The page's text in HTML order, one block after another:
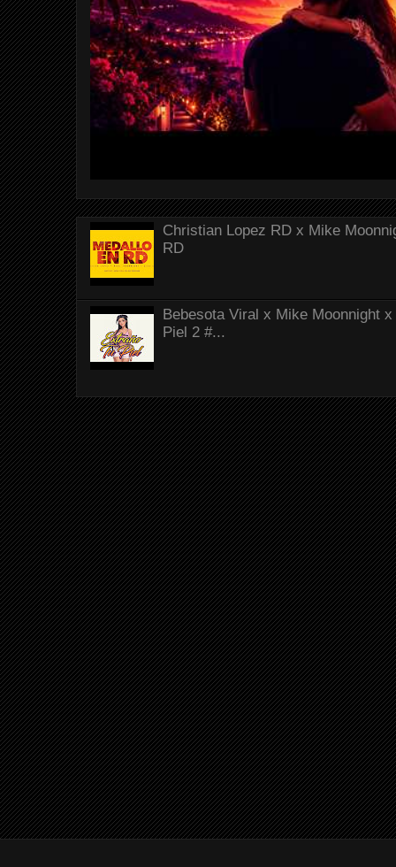
Christian Lopez RD x Mike
RD
Bebesota Viral x Mike Moonnight
Piel 2 #...